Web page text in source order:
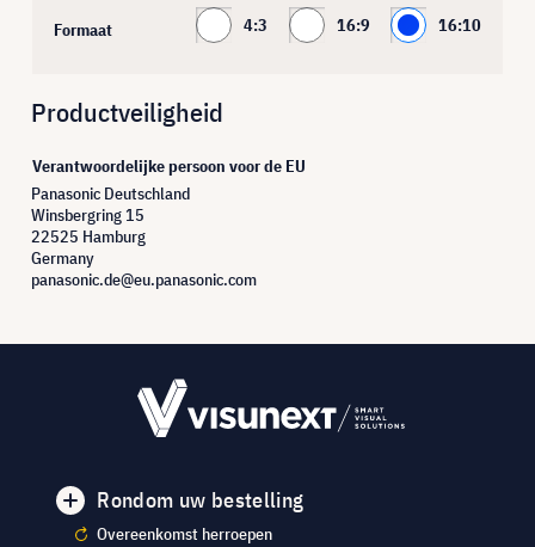
Formaat 4:3 16:9 16:10
Productveiligheid
Verantwoordelijke persoon voor de EU
Panasonic Deutschland
Winsbergring 15
22525 Hamburg
Germany
panasonic.de@eu.panasonic.com
Rondom uw bestelling
Overeenkomst herroepen